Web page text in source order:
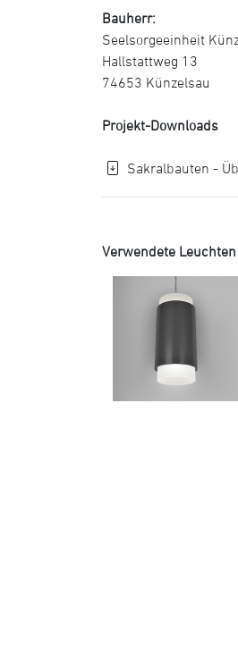
Bauherr:
Seelsorgeeinheit
Hallstattweg 13
74653 Künzelsau
Projekt-Downloads
Sakralbauten -
Verwendete